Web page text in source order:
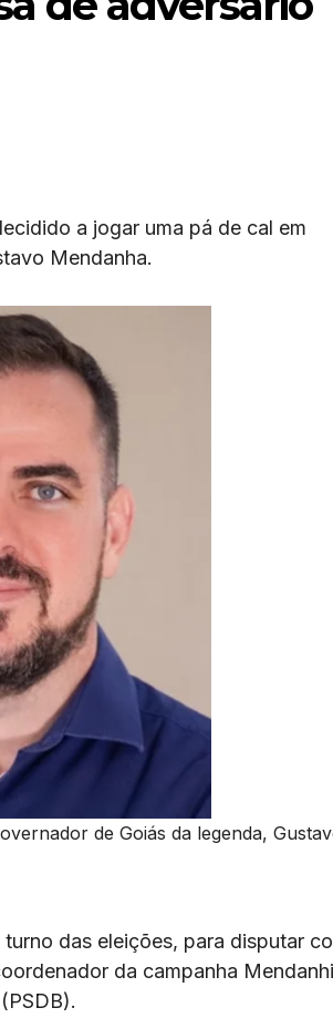
a jogar uma pá de cal em
Mendanha.
de Goiás da legenda,
das eleições, para disputar
da campanha